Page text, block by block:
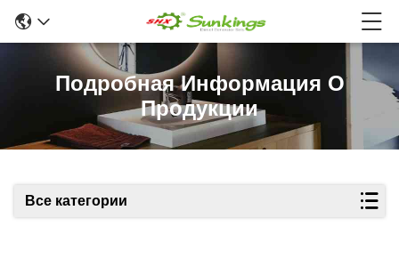
Подробная Информация О
Продукции
Все категории